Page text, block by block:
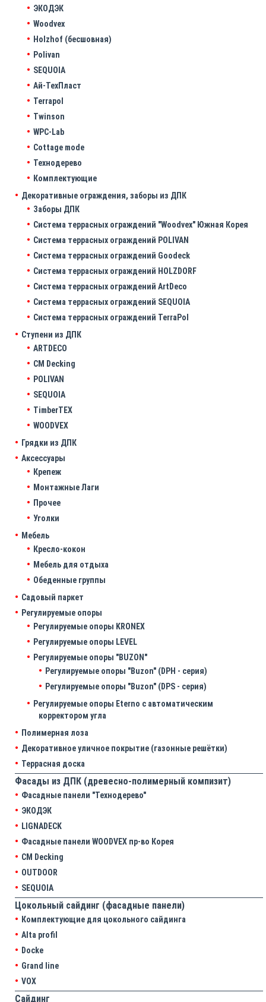
ЭКОДЭК
Woodvex
Holzhof (бесшовная)
Polivan
SEQUOIA
Ай-ТехПласт
Terrapol
Twinson
WPC-Lab
Cottage mode
Технодерево
Комплектующие
Декоративные ограждения, заборы из ДПК
Заборы ДПК
Система террасных ограждений "Woodvex" Южная Корея
Система террасных ограждений POLIVAN
Система террасных ограждений Goodeck
Система террасных ограждений HOLZDORF
Система террасных ограждений ArtDeco
Система террасных ограждений SEQUOIA
Система террасных ограждений TerraPol
Ступени из ДПК
ARTDECO
CM Decking
POLIVAN
SEQUOIA
TimberTEX
WOODVEX
Грядки из ДПК
Аксессуары
Крепеж
Монтажные Лаги
Прочее
Уголки
Мебель
Кресло-кокон
Мебель для отдыха
Обеденные группы
Садовый паркет
Регулируемые опоры
Регулируемые опоры KRONEX
Регулируемые опоры LEVEL
Регулируемые опоры "BUZON"
Регулируемые опоры "Buzon" (DPH - серия)
Регулируемые опоры "Buzon" (DPS - серия)
Регулируемые опоры Eterno с автоматическим
корректором угла
Полимерная лоза
Декоративное уличное покрытие (газонные решётки)
Террасная доска
Фасады из ДПК (древесно-полимерный компизит)
Фасадные панели "Технодерево"
ЭКОДЭК
LIGNADECK
Фасадные панели WOODVEX пр-во Корея
CM Decking
OUTDOOR
SEQUOIA
Цокольный сайдинг (фасадные панели)
Комплектующие для цокольного сайдинга
Alta profil
Docke
Grand line
VOX
Сайдинг